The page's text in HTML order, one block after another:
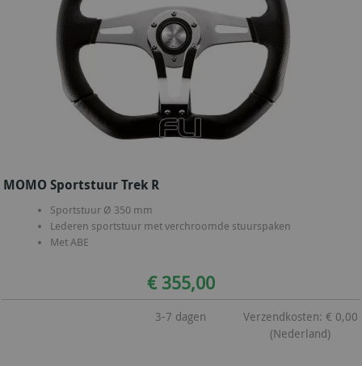
MOMO Sportstuur Trek R
Sportstuur Ø 350 mm
Lederen sportstuur met verchroomde stuurspaken
Met ABE
€ 355,00
3-7 dagen
Verzendkosten: € 0,00
(Nederland)